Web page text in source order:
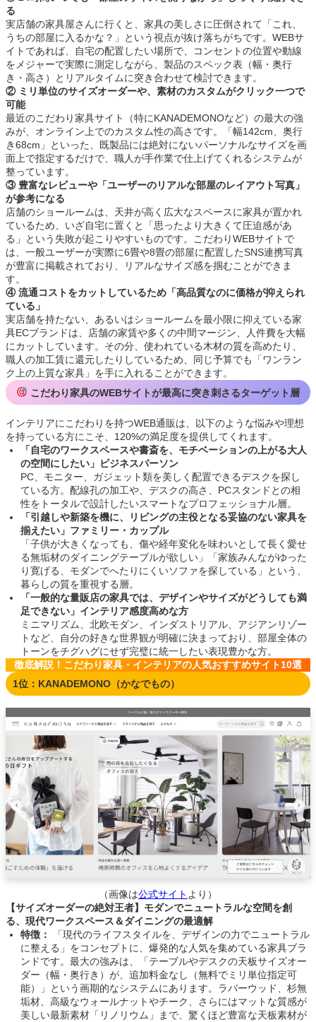
る
実店舗の家具屋さんに行くと、家具の美しさに圧倒されて「これ、
うちの部屋に入るかな？」という視点が抜け落ちがちです。WEBサ
イトであれば、自宅の配置したい場所で、コンセントの位置や動線
をメジャーで実際に測定しながら、製品のスペック表（幅・奥行
き・高さ）とリアルタイムに突き合わせて検討できます。
② ミリ単位のサイズオーダーや、素材のカスタムがクリック一つで
可能
最近のこだわり家具サイト（特にKANADEMONOなど）の最大の強
みが、オンライン上でのカスタム性の高さです。「幅142cm、奥行
き68cm」といった、既製品には絶対にないパーソナルなサイズを画
面上で指定するだけで、職人が手作業で仕上げてくれるシステムが
整っています。
③ 豊富なレビューや「ユーザーのリアルな部屋のレイアウト写真」
が参考になる
店舗のショールームは、天井が高く広大なスペースに家具が置かれ
ているため、いざ自宅に置くと「思ったより大きくて圧迫感があ
る」という失敗が起こりやすいものです。こだわりWEBサイトで
は、一般ユーザーが実際に6畳や8畳の部屋に配置したSNS連携写真
が豊富に掲載されており、リアルなサイズ感を掴むことができま
す。
④ 流通コストをカットしているため「高品質なのに価格が抑えられ
ている」
実店舗を持たない、あるいはショールームを最小限に抑えている家
具ECブランドは、店舗の家賃や多くの中間マージン、人件費を大幅
にカットしています。その分、使われている木材の質を高めたり、
職人の加工賃に還元したりしているため、同じ予算でも「ワンラン
ク上の上質な家具」を手に入れることができます。
こだわり家具のWEBサイトが最高に突き刺さるターゲット層
インテリアにこだわりを持つWEB通販は、以下のような悩みや理想
を持っている方にこそ、120%の満足度を提供してくれます。
「自宅のワークスペースや書斎を、モチベーションの上がる大人
の空間にしたい」ビジネスパーソン
PC、モニター、ガジェット類を美しく配置できるデスクを探し
ている方。配線孔の加工や、デスクの高さ、PCスタンドとの相
性をトータルで設計したいスマートなプロフェッショナル層。
「引越しや新築を機に、リビングの主役となる妥協のない家具を
揃えたい」ファミリー・カップル
「子供が大きくなっても、傷や経年変化を味わいとして長く愛せ
る無垢材のダイニングテーブルが欲しい」「家族みんながゆった
り寛げる、モダンでへたりにくいソファを探している」という、
暮らしの質を重視する層。
「一般的な量販店の家具では、デザインやサイズがどうしても満
足できない」インテリア感度高めな方
ミニマリズム、北欧モダン、インダストリアル、アジアンリゾー
トなど、自分の好きな世界観が明確に決まっており、部屋全体の
トーンをチグハグにせず完璧に統一したい表現豊かな方。
徹底解説！こだわり家具・インテリアの人気おすすめサイト10選
1位：KANADEMONO（かなでもの）
（画像は公式サイト より）
【サイズオーダーの絶対王者】モダンでニュートラルな空間を創
る、現代ワークスペース＆ダイニングの最適解
特徴：
「現代のライフスタイルを、デザインの力でニュートラル
に整える」をコンセプトに、爆発的な人気を集めている家具ブラ
ンドです。最大の強みは、「テーブルやデスクの天板サイズオー
ダー（幅・奥行き）が、追加料金なし（無料でミリ単位指定可
能）」という画期的なシステムにあります。ラバーウッド、杉無
垢材、高級なウォールナットやチーク、さらにはマットな質感が
美しい最新素材「リノリウム」まで、驚くほど豊富な天板素材が